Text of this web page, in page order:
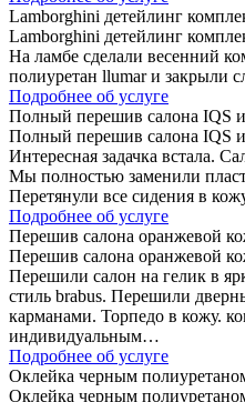
Lamborghini детейлинг
Lamborghini детейлинг
На ламбе сделали весенний
полиуретан llumar и закрыли
Подробнее об услуге
Полный перешив салона IQS
Полный перешив салона IQS
Интересная задачка встала.
Мы полностью заменили
Перетянули все сидения в
Подробнее об услуге
Перешив салона оранжевой
Перешив салона оранжевой
Перешили салон на гелик в
стиль brabus. Перешили
карманами. Торпедо в кожу.
индивидуальным…
Подробнее об услуге
Оклейка черным
Оклейка черным